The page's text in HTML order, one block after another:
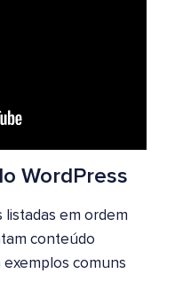
WordPress
listadas em ordem
conteúdo
comuns